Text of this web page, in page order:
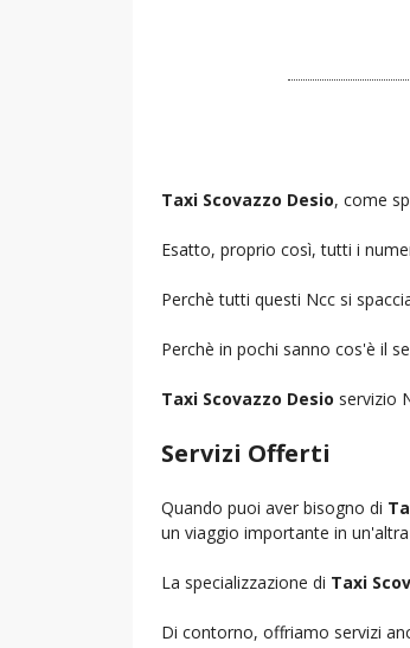
Taxi Scovazzo Desio, come
Esatto, proprio così, tutti i
Perchè tutti questi Ncc si
Perchè in pochi sanno cos'è il
Taxi Scovazzo Desio servizio
Servizi Offerti
Quando puoi aver bisogno di
un viaggio importante in
La specializzazione di Taxi
Di contorno, offriamo servizi